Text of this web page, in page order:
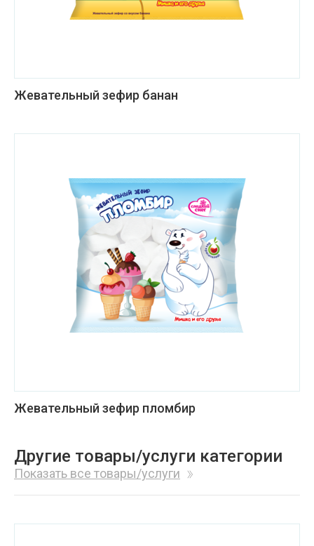
Жевательный зефир банан
Жевательный зефир пломбир
Другие товары/услуги категории
Показать все товары/услуги